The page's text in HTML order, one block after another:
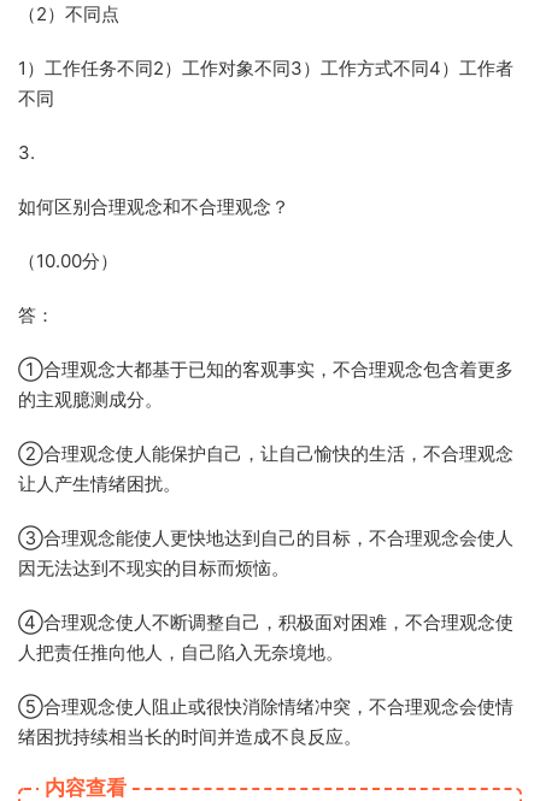
（2）不同点
1）工作任务不同2）工作对象不同3）工作方式不同4）工作者
不同
3.
如何区别合理观念和不合理观念？
（10.00分）
答：
①合理观念大都基于已知的客观事实，不合理观念包含着更多
的主观臆测成分。
②合理观念使人能保护自己，让自己愉快的生活，不合理观念
让人产生情绪困扰。
③合理观念能使人更快地达到自己的目标，不合理观念会使人
因无法达到不现实的目标而烦恼。
④合理观念使人不断调整自己，积极面对困难，不合理观念使
人把责任推向他人，自己陷入无奈境地。
⑤合理观念使人阻止或很快消除情绪冲突，不合理观念会使情
绪困扰持续相当长的时间并造成不良反应。
内容查看